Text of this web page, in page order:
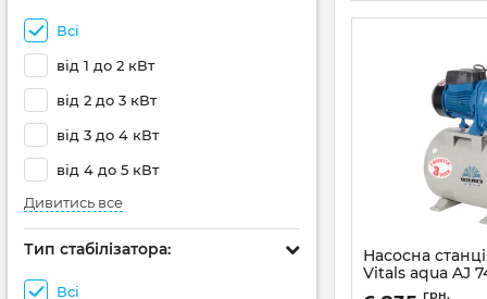
Всі
від 1 до 2 кВт
від 2 до 3 кВт
від 3 до 4 кВт
від 4 до 5 кВт
Дивитись все
Тип стабілізатора:
Всі
Насосна
Vitals aqua AJ
Артикул: 123158
грн.